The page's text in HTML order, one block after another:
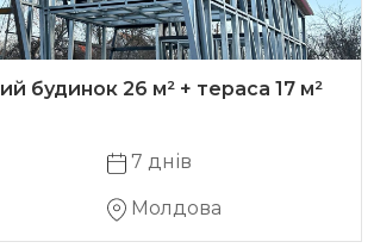
будинок 26 м² + тераса 17 м²
7 днів
Молдова